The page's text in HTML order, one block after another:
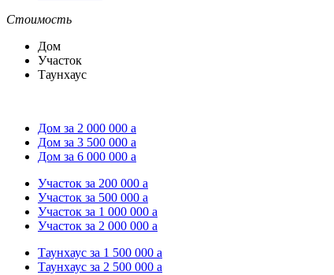
Стоимость
Дом
Участок
Таунхаус
Дом за 2 000 000 a
Дом за 3 500 000 a
Дом за 6 000 000 a
Участок за 200 000 a
Участок за 500 000 a
Участок за 1 000 000 a
Участок за 2 000 000 a
Таунхаус за 1 500 000 a
Таунхаус за 2 500 000 a